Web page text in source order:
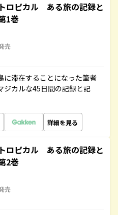
ロピカル ある旅の記録と
1巻
売
に滞在することになった筆者
ジカルな45日間の記録と記
詳細を見る
ロピカル ある旅の記録と
2巻
売